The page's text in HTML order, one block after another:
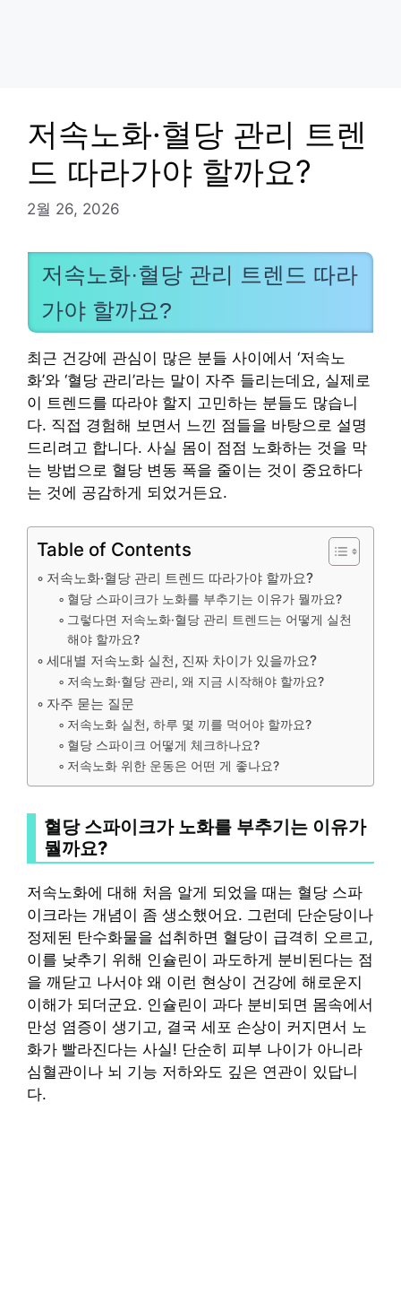
저속노화·혈당 관리 트렌
드 따라가야 할까요?
2월 26, 2026
저속노화·혈당 관리 트렌드 따라
가야 할까요?
최근 건강에 관심이 많은 분들 사이에서 ‘저속노
화’와 ‘혈당 관리’라는 말이 자주 들리는데요, 실제로
이 트렌드를 따라야 할지 고민하는 분들도 많습니
다. 직접 경험해 보면서 느낀 점들을 바탕으로 설명
드리려고 합니다. 사실 몸이 점점 노화하는 것을 막
는 방법으로 혈당 변동 폭을 줄이는 것이 중요하다
는 것에 공감하게 되었거든요.
Table of Contents
저속노화·혈당 관리 트렌드 따라가야 할까요?
혈당 스파이크가 노화를 부추기는 이유가 뭘까요?
그렇다면 저속노화·혈당 관리 트렌드는 어떻게 실천
해야 할까요?
세대별 저속노화 실천, 진짜 차이가 있을까요?
저속노화·혈당 관리, 왜 지금 시작해야 할까요?
자주 묻는 질문
저속노화 실천, 하루 몇 끼를 먹어야 할까요?
혈당 스파이크 어떻게 체크하나요?
저속노화 위한 운동은 어떤 게 좋나요?
혈당 스파이크가 노화를 부추기는 이유가
뭘까요?
저속노화에 대해 처음 알게 되었을 때는 혈당 스파
이크라는 개념이 좀 생소했어요. 그런데 단순당이나
정제된 탄수화물을 섭취하면 혈당이 급격히 오르고,
이를 낮추기 위해 인슐린이 과도하게 분비된다는 점
을 깨닫고 나서야 왜 이런 현상이 건강에 해로운지
이해가 되더군요. 인슐린이 과다 분비되면 몸속에서
만성 염증이 생기고, 결국 세포 손상이 커지면서 노
화가 빨라진다는 사실! 단순히 피부 나이가 아니라
심혈관이나 뇌 기능 저하와도 깊은 연관이 있답니
다.